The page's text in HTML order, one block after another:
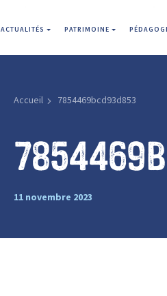
ACTUALITÉS PATRIMOINE
Accueil 7854469bcd93d853
11 novembre 2023